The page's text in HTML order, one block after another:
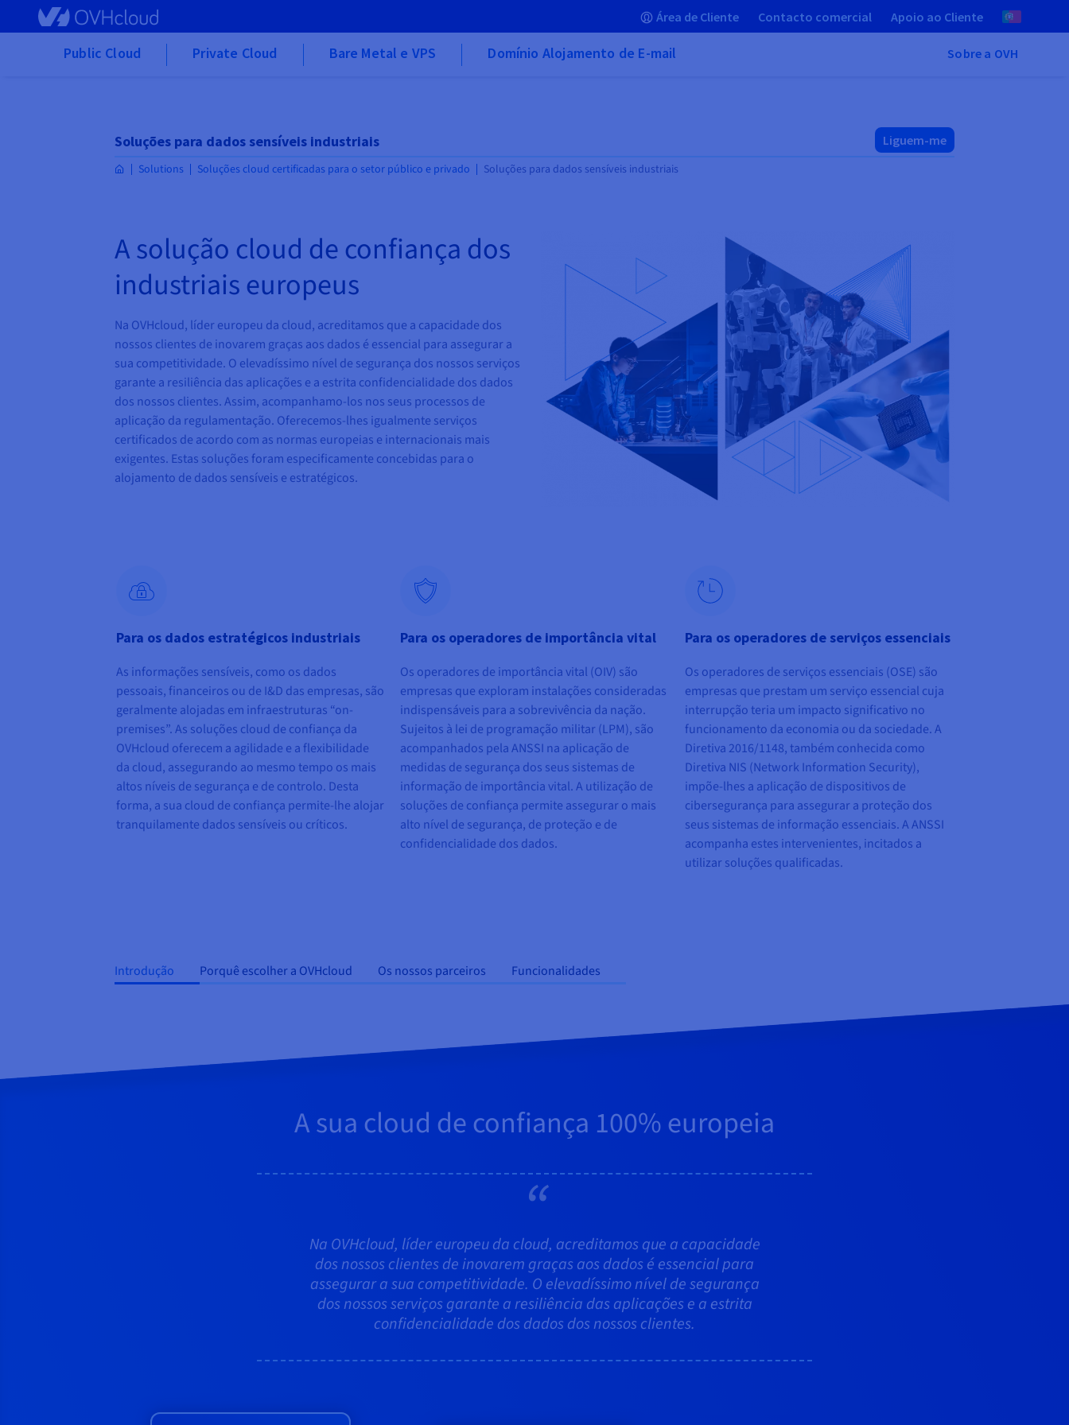
Skip to main content Área de Cliente Contacto comercial Apoio ao Cliente
Public Cloud Private Cloud Bare Metal e VPS Domínio Alojamento de E-mail Sobre a OVH
Soluções para dados sensíveis industriais
Liguem-me
Solutions
Soluções cloud certificadas para o setor público e privado Soluções para dados sensíveis industriais
A solução cloud de confiança dos
industriais europeus
Na OVHcloud, líder europeu da cloud, acreditamos que a capacidade dos
nossos clientes de inovarem graças aos dados é essencial para assegurar a
sua competitividade. O elevadíssimo nível de segurança dos nossos serviços
garante a resiliência das aplicações e a estrita confidencialidade dos dados
dos nossos clientes. Assim, acompanhamo-los nos seus processos de
aplicação da regulamentação. Oferecemos-lhes igualmente serviços
certificados de acordo com as normas europeias e internacionais mais
exigentes. Estas soluções foram especificamente concebidas para o
alojamento de dados sensíveis e estratégicos.
Para os dados estratégicos industriais
As informações sensíveis, como os dados
pessoais, financeiros ou de I&D das empresas, são
geralmente alojadas em infraestruturas “on-
premises”. As soluções cloud de confiança da
OVHcloud oferecem a agilidade e a flexibilidade
da cloud, assegurando ao mesmo tempo os mais
altos níveis de segurança e de controlo. Desta
forma, a sua cloud de confiança permite-lhe alojar
tranquilamente dados sensíveis ou críticos.
Para os operadores de importância vital
Os operadores de importância vital (OIV) são
empresas que exploram instalações consideradas
indispensáveis para a sobrevivência da nação.
Sujeitos à lei de programação militar (LPM), são
acompanhados pela ANSSI na aplicação de
medidas de segurança dos seus sistemas de
informação de importância vital. A utilização de
soluções de confiança permite assegurar o mais
alto nível de segurança, de proteção e de
confidencialidade dos dados.
Para os operadores de serviços essenciais
Os operadores de serviços essenciais (OSE) são
empresas que prestam um serviço essencial cuja
interrupção teria um impacto significativo no
funcionamento da economia ou da sociedade. A
Diretiva 2016/1148, também conhecida como
Diretiva NIS (Network Information Security),
impõe-lhes a aplicação de dispositivos de
cibersegurança para assegurar a proteção dos
seus sistemas de informação essenciais. A ANSSI
acompanha estes intervenientes, incitados a
utilizar soluções qualificadas.
Introdução Porquê escolher a OVHcloud Os nossos parceiros Funcionalidades
A sua cloud de confiança 100% europeia
Na OVHcloud, líder europeu da cloud, acreditamos que a capacidade
dos nossos clientes de inovarem graças aos dados é essencial para
assegurar a sua competitividade. O elevadíssimo nível de segurança
dos nossos serviços garante a resiliência das aplicações e a estrita
confidencialidade dos dados dos nossos clientes.